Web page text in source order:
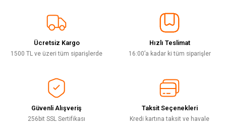
Ücretsiz Kargo
1500 TL ve üzeri tüm siparişlerde
Hızlı Teslimat
16:00’a kadar ki tüm siparişler
Güvenli Alışveriş
256bit SSL Sertifikası
Taksit Seçenekleri
Kredi kartına taksit ve havale